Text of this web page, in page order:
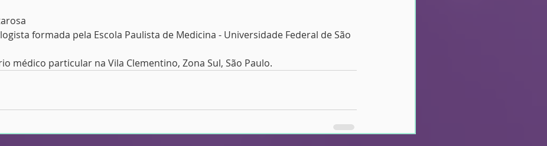
formada pela Escola Paulista de Medicina - Universidade Federal de São
médico particular na Vila Clementino, Zona Sul, São Paulo.